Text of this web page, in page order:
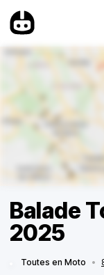
Balade
2025
Toutes en Moto •